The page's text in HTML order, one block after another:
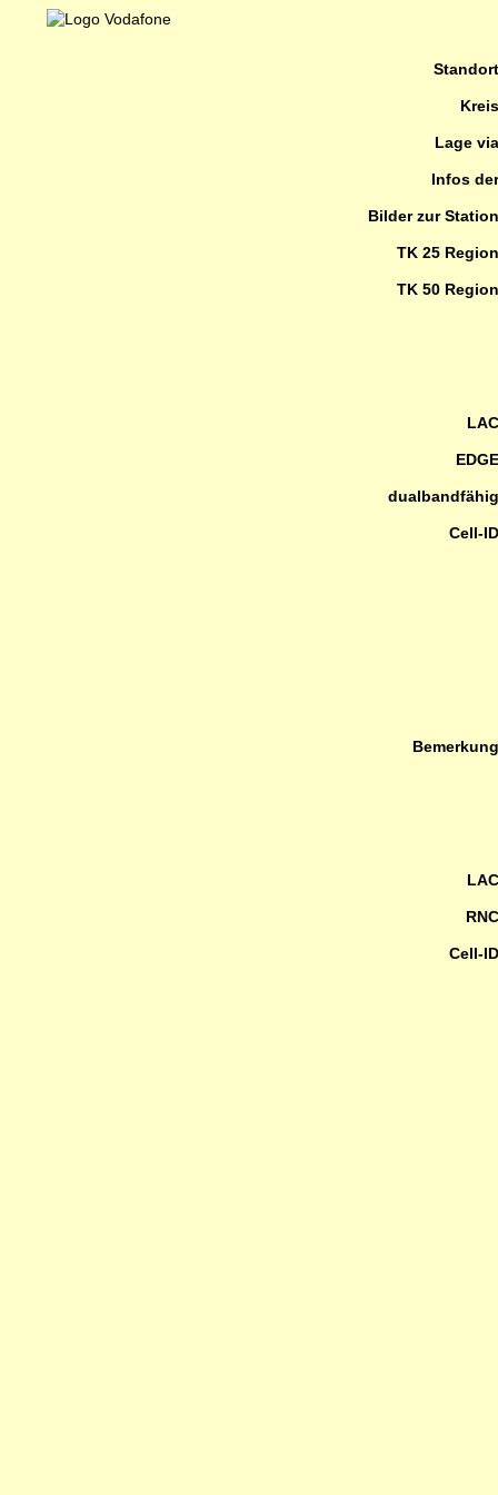
Standort
Kreis
Lage via
Infos der
Bilder zur Station
TK 25 Region
TK 50 Region
LAC
EDGE
dualbandfähig
Cell-ID
Bemerkung
LAC
RNC
Cell-ID